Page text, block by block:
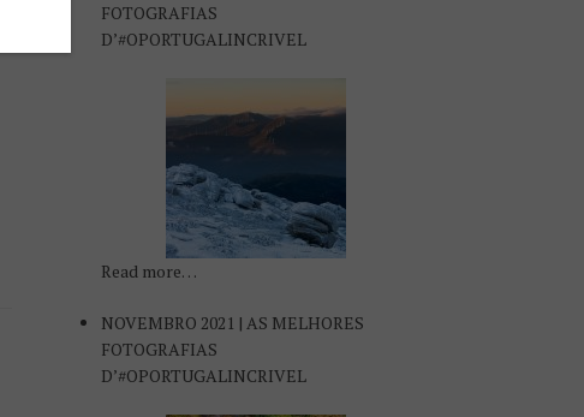
FOTOGRAFIAS
D’#OPORTUGALINCRIVEL
Read more…
NOVEMBRO 2021 | AS MELHORES
FOTOGRAFIAS
D’#OPORTUGALINCRIVEL